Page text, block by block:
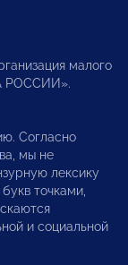
малого
РОССИИ».
Согласно
мы не
лексику
точками,
и социальной